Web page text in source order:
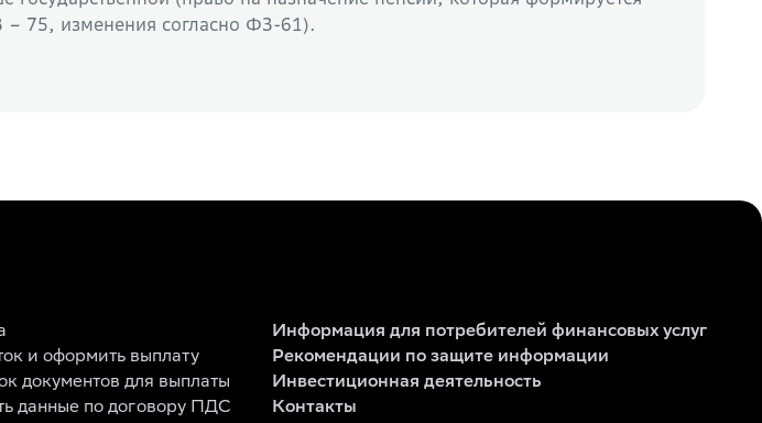
75, изменения согласно ФЗ-61).
и оформить выплату
документов для выплаты
данные по договору ПДС
Информация для потребителей финансовых услуг
Рекомендации по защите информации
Инвестиционная деятельность
Контакты